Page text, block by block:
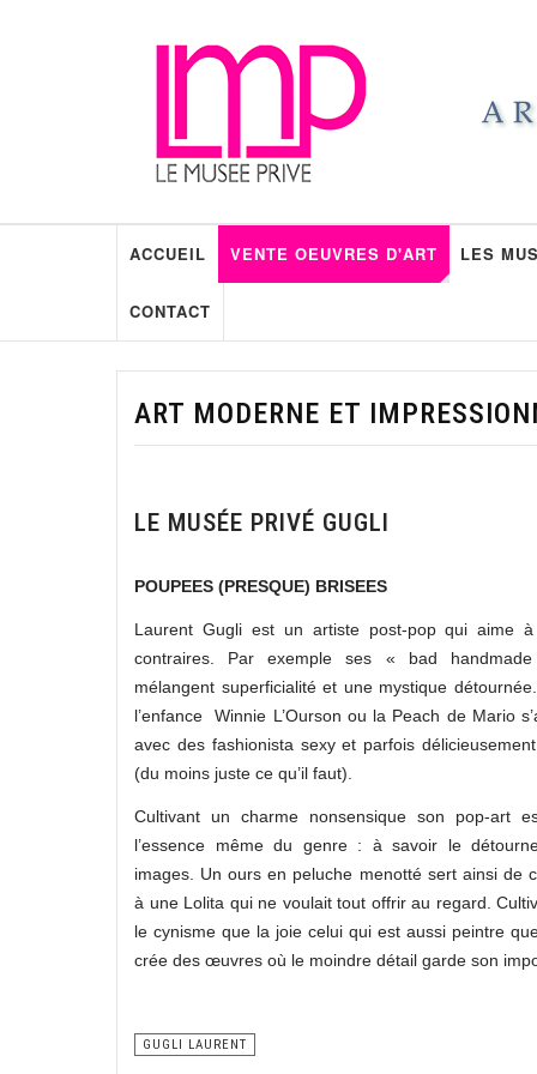
ACCUEIL VENTE OEUVRES D'ART LES
CONTACT
ART MODERNE ET
LE MUSÉE PRIVÉ GUGLI
POUPEES (PRESQUE) BRISEES
Laurent Gugli est un artiste post-pop qui aime
contraires. Par exemple ses « bad
mélangent superficialité et une mystique
l’enfance Winnie L’Ourson ou la Peach de Mario
avec des fashionista sexy et parfois
(du moins juste ce qu’il faut).
Cultivant un charme nonsensique son pop-art
l’essence même du genre : à savoir le
images. Un ours en peluche menotté sert ainsi de
à une Lolita qui ne voulait tout offrir au regard.
le cynisme que la joie celui qui est aussi peintre
crée des œuvres où le moindre détail garde son
GUGLI LAURENT